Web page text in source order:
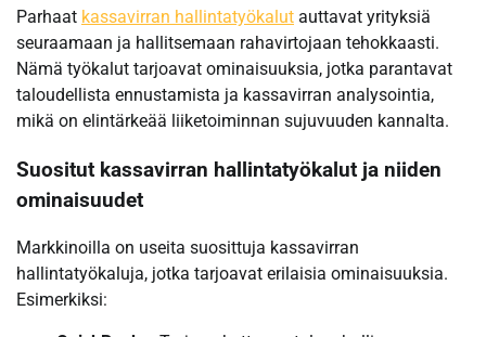
Parhaat kassavirran hallintatyökalut auttavat yrityksiä
seuraamaan ja hallitsemaan rahavirtojaan tehokkaasti.
Nämä työkalut tarjoavat ominaisuuksia, jotka parantavat
taloudellista ennustamista ja kassavirran analysointia,
mikä on elintärkeää liiketoiminnan sujuvuuden kannalta.
Suositut kassavirran hallintatyökalut ja niiden
ominaisuudet
Markkinoilla on useita suosittuja kassavirran
hallintatyökaluja, jotka tarjoavat erilaisia ominaisuuksia.
Esimerkiksi: